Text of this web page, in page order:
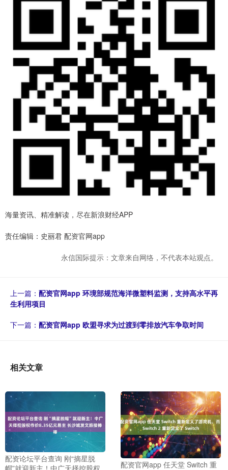
海量资讯、精准解读，尽在新浪财经APP
责任编辑：史丽君 配资官网app
永信国际提示：文章来自网络，不代表本站观点。
上一篇： 配资官网app 环境部规范海洋微塑料监测，支持高水平再
生利用项目
下一篇： 配资官网app 欧盟寻求为过渡到零排放汽车争取时间
相关文章
配资论坛平台查询 刚“摘星脱
帽”就迎新主！中广天择控股权
配资官网app 任天堂 Switch 重